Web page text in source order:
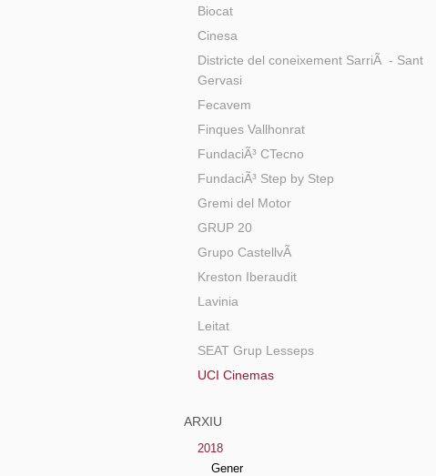
Biocat
Cinesa
Districte del coneixement SarriÃ - Sant
Gervasi
Fecavem
Finques Vallhonrat
FundaciÃ³ CTecno
FundaciÃ³ Step by Step
Gremi del Motor
GRUP 20
Grupo CastellvÃ­
Kreston Iberaudit
Lavinia
Leitat
SEAT Grup Lesseps
UCI Cinemas
ARXIU
2018
Gener